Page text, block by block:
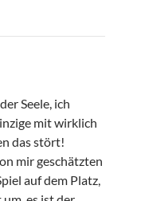
Seele, ich
mit wirklich
das stört!
mir geschätzten
auf dem Platz,